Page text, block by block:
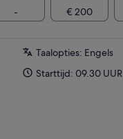
- € 200
Taalopties: Engels
Starttijd: 09.30 UUR